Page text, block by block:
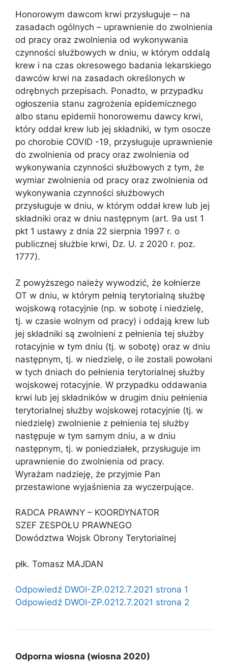
Honorowym dawcom krwi przysługuje – na
zasadach ogólnych – uprawnienie do zwolnienia
od pracy oraz zwolnienia od wykonywania
czynności służbowych w dniu, w którym oddalą
krew i na czas okresowego badania lekarskiego
dawców krwi na zasadach określonych w
odrębnych przepisach. Ponadto, w przypadku
ogłoszenia stanu zagrożenia epidemicznego
albo stanu epidemii honorowemu dawcy krwi,
który oddał krew lub jej składniki, w tym osocze
po chorobie COVID -19, przysługuje uprawnienie
do zwolnienia od pracy oraz zwolnienia od
wykonywania czynności służbowych z tym, że
wymiar zwolnienia od pracy oraz zwolnienia od
wykonywania czynności służbowych
przysługuje w dniu, w którym oddał krew lub jej
składniki oraz w dniu następnym (art. 9a ust 1
pkt 1 ustawy z dnia 22 sierpnia 1997 r. o
publicznej służbie krwi, Dz. U. z 2020 r. poz.
1777).
Z powyższego należy wywodzić, że kołnierze
OT w dniu, w którym pełnią terytorialną służbę
wojskową rotacyjnie (np. w sobotę i niedzielę,
tj. w czasie wolnym od pracy) i oddają krew lub
jej składniki są zwolnieni z pełnienia tej służby
rotacyjnie w tym dniu (tj. w sobotę) oraz w dniu
następnym, tj. w niedzielę, o ile zostali powołani
w tych dniach do pełnienia terytorialnej służby
wojskowej rotacyjnie. W przypadku oddawania
krwi lub jej składników w drugim dniu pełnienia
terytorialnej służby wojskowej rotacyjnie (tj. w
niedzielę) zwolnienie z pełnienia tej służby
następuje w tym samym dniu, a w dniu
następnym, tj. w poniedziałek, przysługuje im
uprawnienie do zwolnienia od pracy.
Wyrażam nadzieję, że przyjmie Pan
przestawione wyjaśnienia za wyczerpujące.
RADCA PRAWNY – KOORDYNATOR
SZEF ZESPOŁU PRAWNEGO
Dowództwa Wojsk Obrony Terytorialnej
płk. Tomasz MAJDAN
Odpowiedź DWOI-ZP.0212.7.2021 strona 1
Odpowiedź DWOI-ZP.0212.7.2021 strona 2
Odporna wiosna (wiosna 2020)